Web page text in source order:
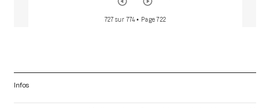
727 sur 774 • Page 722
Infos